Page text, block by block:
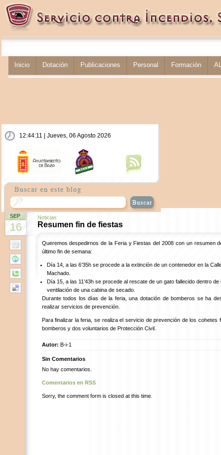
Inicio Dotación Publicaciones Personal Formación
12:44:11 | Jueves, 06 Agosto 2026
SEP
16
Noticias
Resumen fin de fiestas
Queremos despedirnos de la Feria y Fiestas del 2008 con un resumen
último fin de semana:
Día 14, a las 6’35h se procede a la extinción de un contenedor en la
Machado.
Día 15, a las 11’43h se procede al rescate de un gato fallecido dentro
ventilación de una cabina de secado.
Durante todos los días de la feria, una dotación de bomberos se ha
realizar servicios de prevención.
Para finalizar la feria, se realiza el servicio de prevención de los cohetes
bomberos y dos voluntarios de Protección Civil.
Autor: B-i-1
Sin Comentarios
No hay comentarios.
Comentarios en RSS
Sorry, the comment form is closed at this time.